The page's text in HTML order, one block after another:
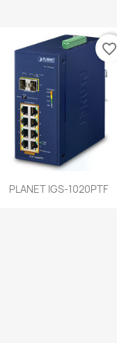
Vista rápida
PLANET IGS-1020PTF
favorite_border